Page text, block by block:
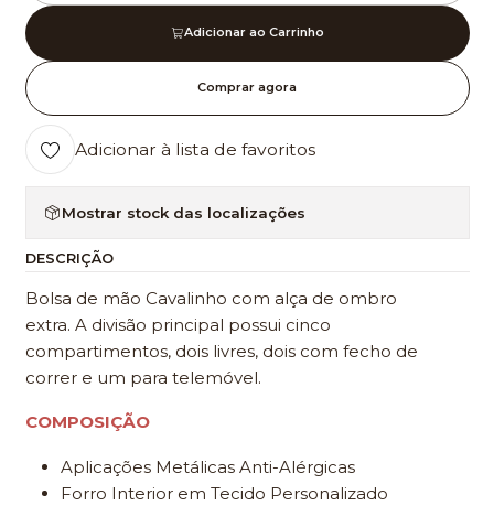
Adicionar ao Carrinho
Comprar agora
Adicionar à lista de favoritos
Mostrar stock das localizações
DESCRIÇÃO
Bolsa de mão Cavalinho com alça de ombro
extra. A divisão principal possui cinco
compartimentos, dois livres, dois com fecho de
correr e um para telemóvel.
COMPOSIÇÃO
Aplicações Metálicas Anti-Alérgicas
Forro Interior em Tecido Personalizado